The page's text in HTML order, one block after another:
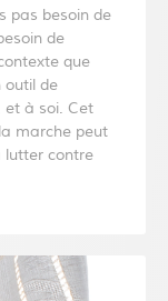
pas besoin de
de
que
outil de
et à soi. Cet
marche peut
lutter contre